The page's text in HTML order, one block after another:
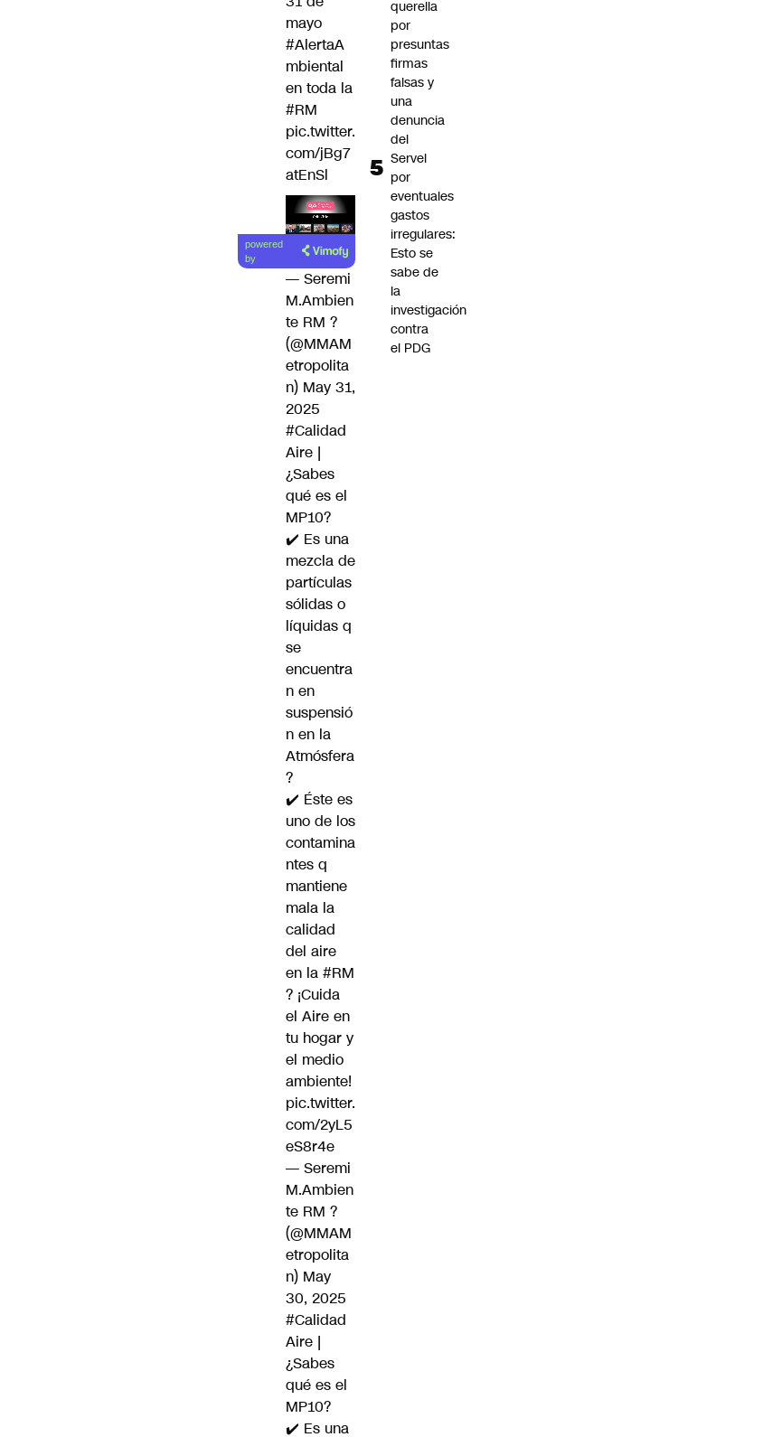
mayo
#AlertaA
mbiental
en toda la
#RM
pic.twitter.
com/jBg7
atEnSl
Lea el
artículo
powered
by
— Seremi
M.Ambien
te RM ?
(@MMAM
etropolita
n) May 31,
2025
#Calidad
Aire |
¿Sabes
qué es el
MP10?
✔️ Es una
mezcla de
partículas
sólidas o
líquidas q
se
encuentra
n en
suspensió
n en la
Atmósfera
?
✔️ Éste es
uno de los
contamina
ntes q
mantiene
mala la
calidad
del aire
en la #RM
? ¡Cuida
el Aire en
tu hogar y
el medio
ambiente!
pic.twitter.
com/2yL5
eS8r4e
— Seremi
M.Ambien
te RM ?
(@MMAM
etropolita
n) May
30, 2025
#Calidad
Aire |
¿Sabes
qué es el
MP10?
✔️ Es una
querella
por
presuntas
firmas
falsas y
una
denuncia
del
Servel
por
eventuales
gastos
irregulares:
Esto se
sabe de
la
investigación
contra
el PDG